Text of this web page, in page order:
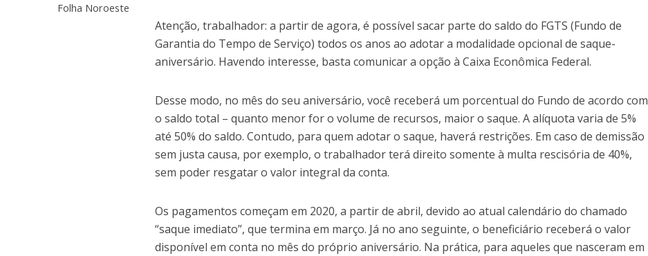
Folha Noroeste
Atenção, trabalhador: a partir de agora, é possível sacar parte do saldo do FGTS (Fundo de
Garantia do Tempo de Serviço) todos os anos ao adotar a modalidade opcional de saque-
aniversário. Havendo interesse, basta comunicar a opção à Caixa Econômica Federal.
Desse modo, no mês do seu aniversário, você receberá um porcentual do Fundo de acordo com
o saldo total – quanto menor for o volume de recursos, maior o saque. A alíquota varia de 5%
até 50% do saldo. Contudo, para quem adotar o saque, haverá restrições. Em caso de demissão
sem justa causa, por exemplo, o trabalhador terá direito somente à multa rescisória de 40%,
sem poder resgatar o valor integral da conta.
Os pagamentos começam em 2020, a partir de abril, devido ao atual calendário do chamado
“saque imediato”, que termina em março. Já no ano seguinte, o beneficiário receberá o valor
disponível em conta no mês do próprio aniversário. Na prática, para aqueles que nasceram em